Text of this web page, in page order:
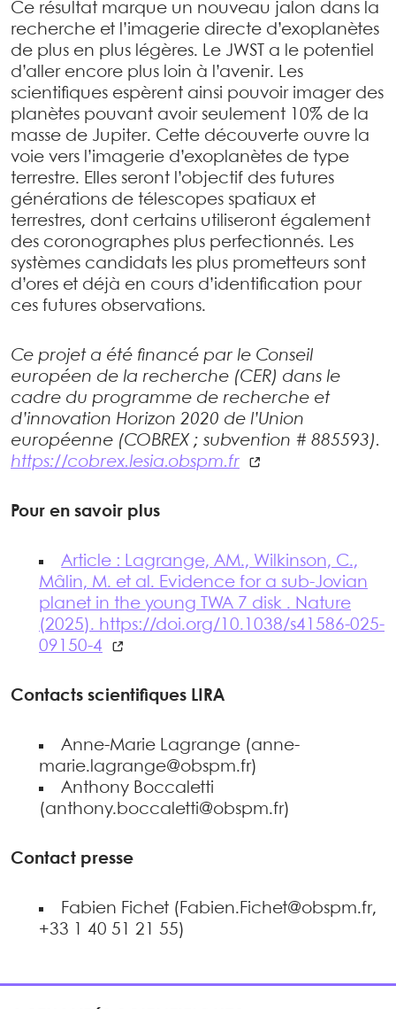
Ce résultat marque un nouveau jalon dans la
recherche et l’imagerie directe d’exoplanètes
de plus en plus légères. Le JWST a le potentiel
d’aller encore plus loin à l’avenir. Les
scientifiques espèrent ainsi pouvoir imager des
planètes pouvant avoir seulement 10% de la
masse de Jupiter. Cette découverte ouvre la
voie vers l’imagerie d’exoplanètes de type
terrestre. Elles seront l’objectif des futures
générations de télescopes spatiaux et
terrestres, dont certains utiliseront également
des coronographes plus perfectionnés. Les
systèmes candidats les plus prometteurs sont
d’ores et déjà en cours d’identification pour
ces futures observations.
Ce projet a été financé par le Conseil
européen de la recherche (CER) dans le
cadre du programme de recherche et
d’innovation Horizon 2020 de l’Union
européenne (COBREX ; subvention # 885593).
https://cobrex.lesia.obspm.fr
Pour en savoir plus
Article : Lagrange, AM., Wilkinson, C.,
Mâlin, M. et al. Evidence for a sub-Jovian
planet in the young TWA 7 disk . Nature
(2025). https://doi.org/10.1038/s41586-025-
09150-4
Contacts scientifiques LIRA
Anne-Marie Lagrange (anne-
marie.lagrange@obspm.fr)
Anthony Boccaletti
(anthony.boccaletti@obspm.fr)
Contact presse
Fabien Fichet (Fabien.Fichet@obspm.fr,
+33 1 40 51 21 55)